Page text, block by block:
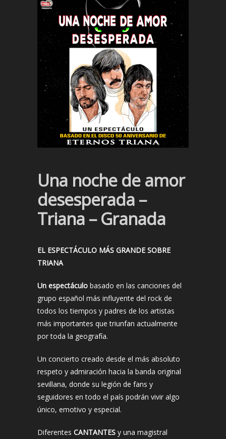
Una noche de amor
desesperada –
Triana – Granada
EL ESPECTÁCULO MÁS GRANDE SOBRE
TRIANA
Un espectáculo basado en las canciones del
grupo español más influyente del rock de
todos los tiempos y padres de los artistas
más importantes que triunfan actualmente
por toda la geografía.
Un concierto creado desde el más absoluto
respeto y admiración hacia la banda original
sevillana, donde su legión de fans y
seguidores en todo el país podrán vivir algo
único, emotivo y especial.
Diferentes CANTANTES y una magistral